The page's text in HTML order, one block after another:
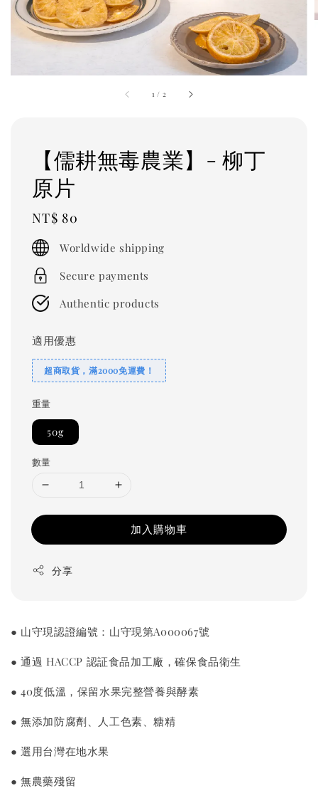
1 / 2
【儒耕無毒農業】- 柳丁
原片
Regular
price
NT$ 80
Worldwide shipping
Secure payments
Authentic products
適用優惠
超商取貨，滿2000免運費！
重量
50g
數量
加入購物車
分享
● 山守現認證編號：山守現第A000067號
● 通過 HACCP 認証食品加工廠，確保食品衛生
● 40度低溫，保留水果完整營養與酵素
● 無添加防腐劑、人工色素、糖精
● 選用台灣在地水果
● 無農藥殘留